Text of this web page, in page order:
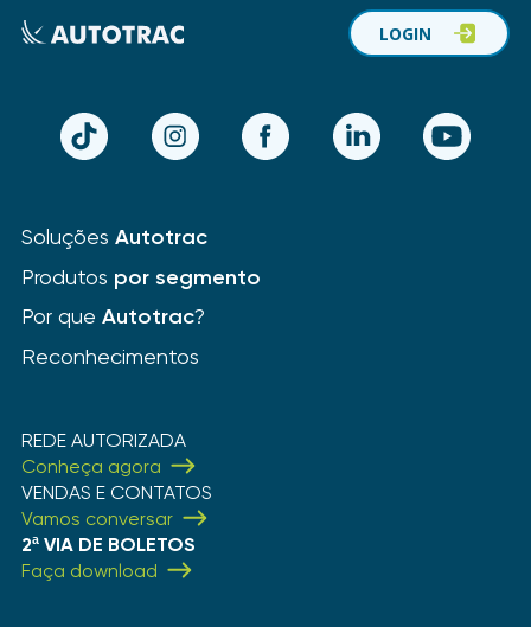
TikTok Instagram Facebook LinkedIn YouTube
LOGIN
Soluções Autotrac
Produtos por segmento
Por que Autotrac?
Reconhecimentos
REDE AUTORIZADA
Conheça agora
VENDAS E CONTATOS
Vamos conversar
2ª VIA DE BOLETOS
Faça download